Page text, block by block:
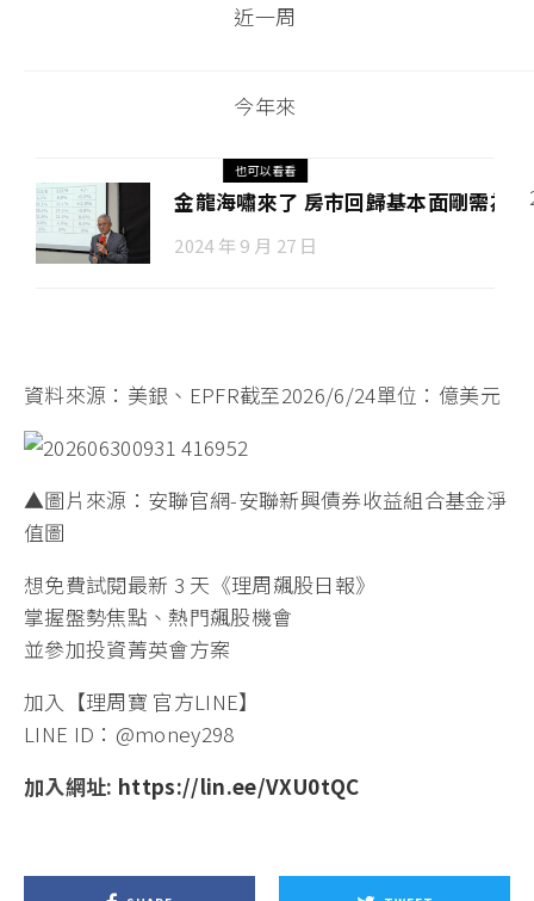
近一周
今年來
也可以看看
金龍海嘯來了 房市回歸基本面剛需為王
2024 年 9 月 27 日
資料來源：美銀、EPFR截至2026/6/24單位：億美元
▲圖片來源：安聯官網-安聯新興債券收益組合基金淨
值圖
想免費試閱最新 3 天《理周飆股日報》
掌握盤勢焦點、熱門飆股機會
並參加投資菁英會方案
加入【理周寶 官方LINE】
LINE ID：@money298
加入網址: https://lin.ee/VXU0tQC